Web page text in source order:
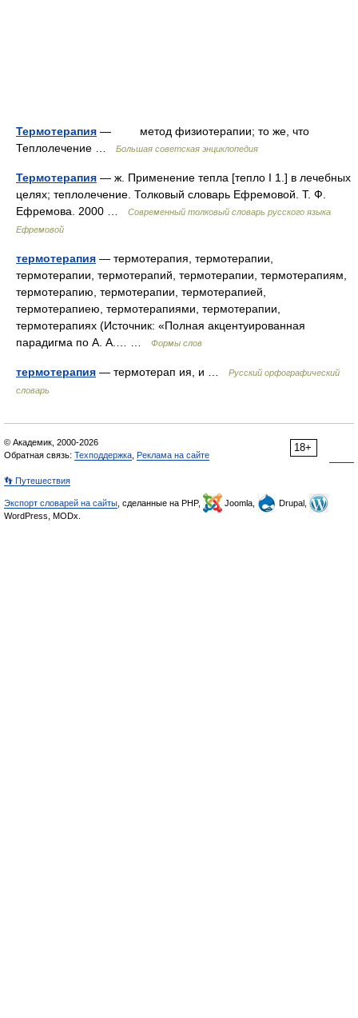
Термотерапия — метод физиотерапии; то же, что
Теплолечение …
Большая советская энциклопедия
Термотерапия — ж. Применение тепла [тепло I 1.] в лечебных
целях; теплолечение. Толковый словарь Ефремовой. Т. Ф.
Ефремова. 2000 …
Современный толковый словарь русского языка
Ефремовой
термотерапия — термотерапия, термотерапии,
термотерапии, термотерапий, термотерапии, термотерапиям,
термотерапию, термотерапии, термотерапией,
термотерапиею, термотерапиями, термотерапии,
термотерапиях (Источник: «Полная акцентуированная
парадигма по А. А.… …
Формы слов
термотерапия — термотерап ия, и …
Русский орфографический
словарь
18+
© Академик, 2000-2026
Обратная связь: Техподдержка Реклама на сайте
👣 Путешествия
Экспорт словарей на сайты , сделанные на PHP, Joomla,
Drupal,
WordPress, MODx.